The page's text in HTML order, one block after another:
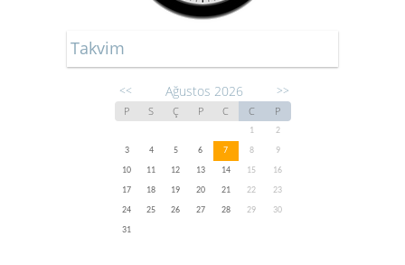
Takvim
<< Ağustos 2026 >>
P S Ç P C C P
1
2
3
4 5 6 7 8
9
10
11 12 13 14 15
16
17
18 19 20 21 22
23
24
25 26 27 28 29
30
31